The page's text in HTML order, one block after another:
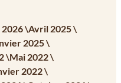
2026 \Avril 2025 \
2025 \
\Mai 2022 \
2022 \